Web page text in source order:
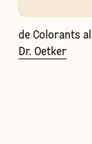
de Colorants
Dr. Oetker